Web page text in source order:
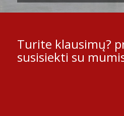
Turite klausimų?
susisiekti su